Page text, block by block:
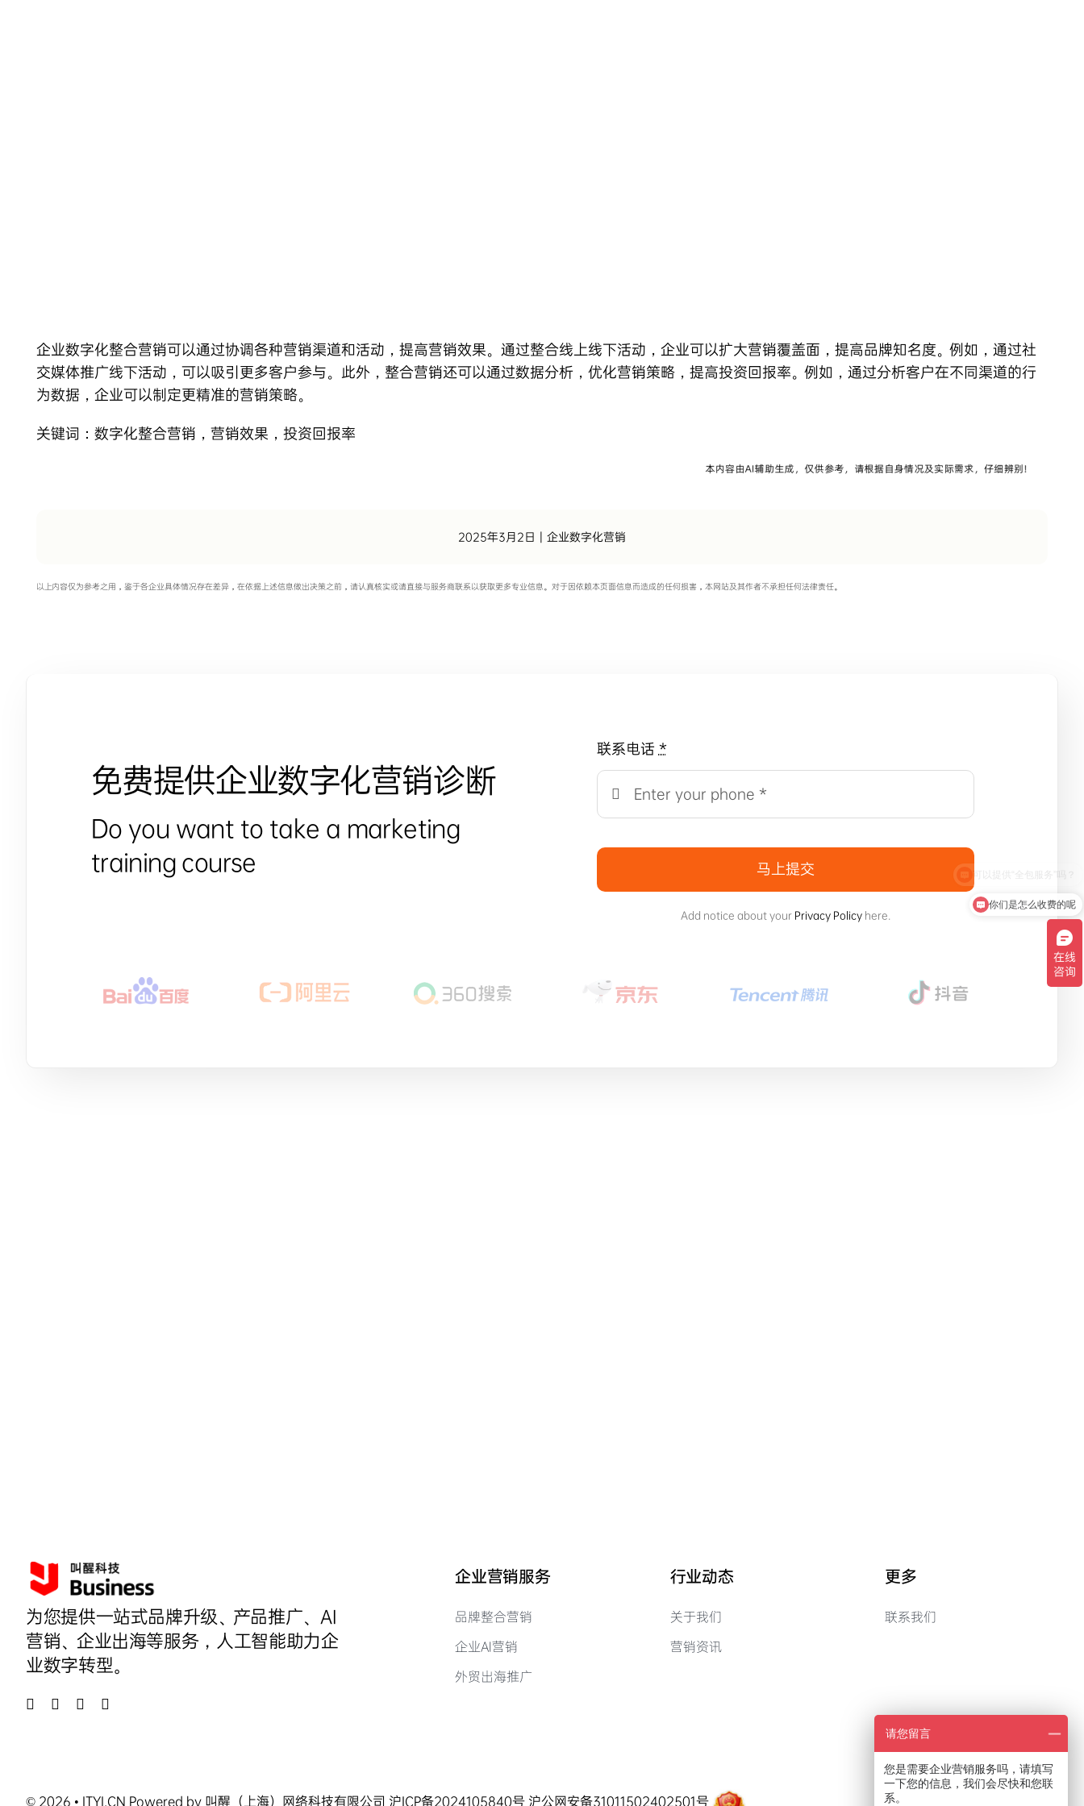
企业数字化整合营销可以通过协调各种营销渠道和活动，提高营销效果。通过整合线上线下活动，企业可以扩大营销覆盖面，提高品牌知名度。例如，通过社
交媒体推广线下活动，可以吸引更多客户参与。此外，整合营销还可以通过数据分析，优化营销策略，提高投资回报率。例如，通过分析客户在不同渠道的行
为数据，企业可以制定更精准的营销策略。
关键词： 数字化整合营销 ， 营销效果 ， 投资回报率
2025年3月2日 企业数字化营销
以上内容仅为参考之用，鉴于各企业具体情况存在差异，在依据上述信息做出决策之前，请认真核实或请直接与服务商联系以获取更多专业信息。对于因依赖本页面信息而造成的任何损害，本网站及其作者不承担任何法律责任。
免费提供企业数字化营销诊断
Do you want to take a marketing
training course
联系电话*
马上提交
Add notice about your Privacy Policyhere.
为您提供一站式品牌升级、产品推广、AI
营销、企业出海等服务，人工智能助力企
业数字转型。
企业营销服务
品牌整合营销
企业AI营销
外贸出海推广
行业动态
关于我们
营销资讯
更多
联系我们
© 2026 • ITYI.CN Powered by 叫醒（上海）网络科技有限公司 沪ICP备2024105840号 沪公网安备31011502402501号
你们是怎么收费的呢
请您留言
您是需要企业营销服务吗，请填写
一下您的信息，我们会尽快和您联
系。